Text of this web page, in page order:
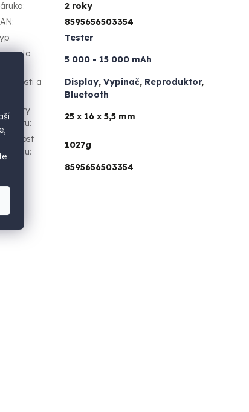
:
2 roky
:
8595656503354
:
Tester
5 000 - 15 000 mAh
Vlastnosti a
Display, Vypínač, Reproduktor,
Bluetooth
Rozměry
produktu:
25 x 16 x 5,5 mm
Hmotnost
produktu:
1027g
8595656503354